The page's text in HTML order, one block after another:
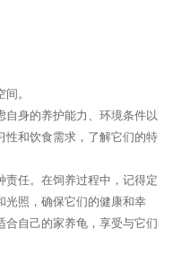
。
自身的养护能力、环境条件以
性和饮食需求，了解它们的特
责任。在饲养过程中，记得定
光照，确保它们的健康和幸
合自己的家养龟，享受与它们